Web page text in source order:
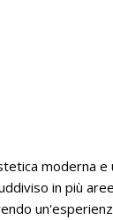
moderna e
in più